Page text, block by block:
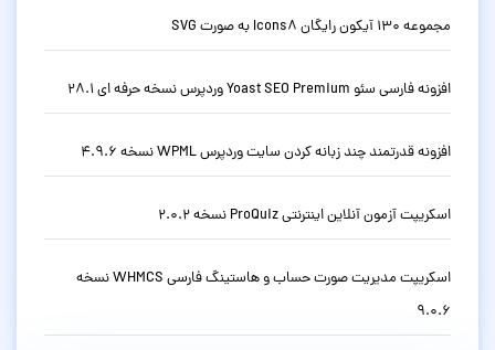
مجموعه 130 آیکون رایگان Icons8 به صورت SVG
افزونه فارسی سئو Yoast SEO Premium وردپرس نسخه حرفه ای 28.1
افزونه قدرتمند چند زبانه کردن سایت وردپرس WPML نسخه 4.9.6
اسکریپت آزمون آنلاین اینترنتی ProQuiz نسخه 2.0.2
اسکریپت مدیریت صورت حساب و هاستینگ فارسی WHMCS نسخه
9.0.6